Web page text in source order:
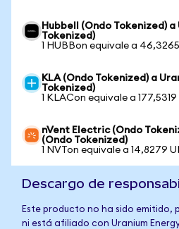
Hubbell (Ondo Tokenized)
Tokenized)
1 HUBBon equivale a
KLA (Ondo Tokenized) a
Tokenized)
1 KLACon equivale a 177,5319
nVent Electric (Ondo
(Ondo Tokenized)
1 NVTon equivale a 14,8279
Descargo de
Este producto no ha sido
ni está afiliado con Uranium